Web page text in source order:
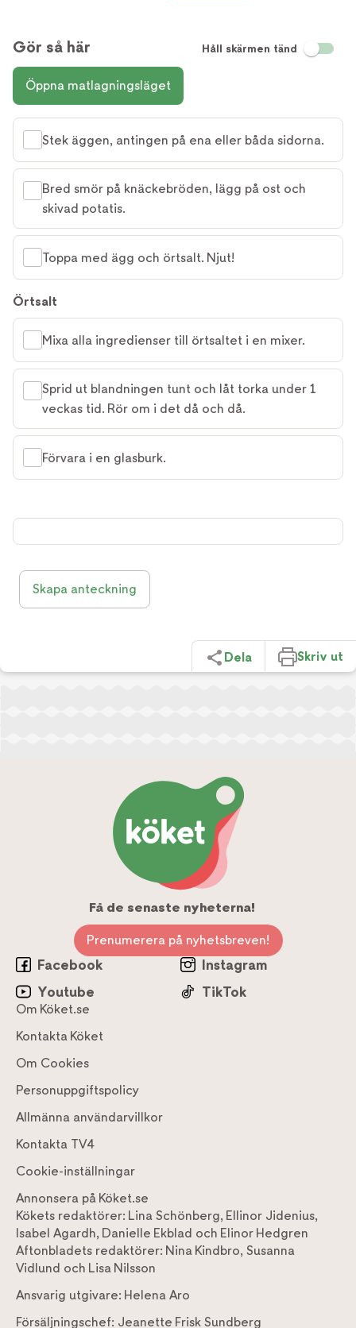
Gör så här Håll skärmen tänd
Öppna matlagningsläget
Stek äggen, antingen på ena eller båda sidorna.
Bred smör på knäckebröden, lägg på ost och
skivad potatis.
Toppa med ägg och örtsalt. Njut!
Örtsalt
Mixa alla ingredienser till örtsaltet i en mixer.
Sprid ut blandningen tunt och låt torka under 1
veckas tid. Rör om i det då och då.
Förvara i en glasburk.
Skapa anteckning
Dela Skriv ut
Få de senaste nyheterna!
Prenumerera på nyhetsbreven!
Facebook
Instagram
Youtube
TikTok
Om Köket.se
Kontakta Köket
Om Cookies
Personuppgiftspolicy
Allmänna användarvillkor
Kontakta TV4
Cookie-inställningar
Annonsera på Köket.se
Kökets redaktörer: Lina Schönberg, Ellinor Jidenius,
Isabel Agardh, Danielle Ekblad och Elinor Hedgren
Aftonbladets redaktörer: Nina Kindbro, Susanna
Vidlund och Lisa Nilsson
Ansvarig utgivare: Helena Aro
Försäljningschef: Jeanette Frisk Sundberg